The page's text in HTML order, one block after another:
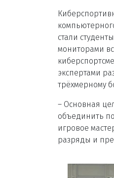
стали
мониторами
экспертами
трёхмерному
– Основная
объединить
игровое
разряды и